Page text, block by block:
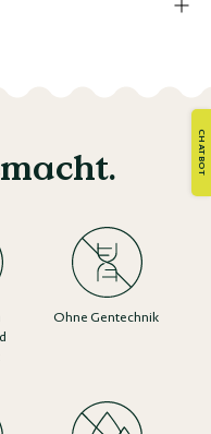
Ohne Gentechnik